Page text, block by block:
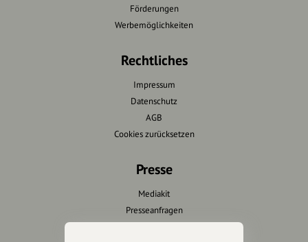
Förderungen
Werbemöglichkeiten
Rechtliches
Impressum
Datenschutz
AGB
Cookies zurücksetzen
Presse
Mediakit
Presseanfragen